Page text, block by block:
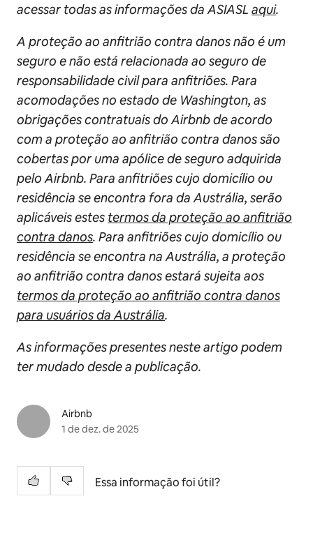
acessar todas as informações da ASIASL aqui.
A proteção ao anfitrião contra danos não é um
seguro e não está relacionada ao seguro de
responsabilidade civil para anfitriões. Para
acomodações no estado de Washington, as
obrigações contratuais do Airbnb de acordo
com a proteção ao anfitrião contra danos são
cobertas por uma apólice de seguro adquirida
pelo Airbnb. Para anfitriões cujo domicílio ou
residência se encontra fora da Austrália, serão
aplicáveis estes termos da proteção ao anfitrião
contra danos. Para anfitriões cujo domicílio ou
residência se encontra na Austrália, a proteção
ao anfitrião contra danos estará sujeita aos
termos da proteção ao anfitrião contra danos
para usuários da Austrália.
As informações presentes neste artigo podem
ter mudado desde a publicação.
Airbnb
1 de dez. de 2025
Essa informação foi útil?